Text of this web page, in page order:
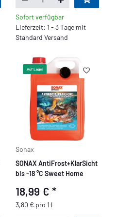
Sofort verfügbar
Lieferzeit: 1 - 3 Tage mit
Standard Versand
Auf Lager
Sonax
SONAX AntiFrost+KlarSicht
bis -18 °C Sweet Home
18,99 € *
3,80 € pro 1 l